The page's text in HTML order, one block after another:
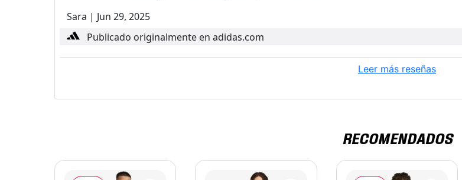
Sara | Jun 29, 2025
Publicado originalmente en adidas.com
Leer más reseñas
RECOMENDADOS